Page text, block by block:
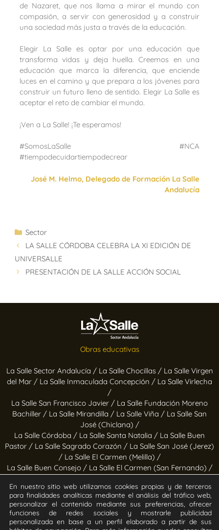
de Nazaret, que nos llama a mirar el mundo con
compasión, a servir con generosidad y a construir
una sociedad más justa a través de la educación.
Elegir La Salle es optar por una educación que
transforma vidas y deja huella. Creemos en una
educación que marca la diferencia, que enciende
luces en el camino y que prepara a los jóvenes para
construir un futuro lleno de sentido. Elegir La Salle es
aceptar el reto de cambiar el mundo.
¡Ven a La Salle! ¡Te esperamos!
#SomosLaSalle #NCA
#tiempodecuidartiempodecrear
José M. Helmo, Delegado de Formación La Salle
Andalucía
Sector
LA SALLE CÓRDOBA CELEBRA LA XI EDICIÓN DE
UNIVERSALLE
PRESENTACIÓN DE LA SALLE ACCIÓN SOCIAL
Obras educativas
La Salle Sector Andalucía / La Salle Chocillas / La Salle Virgen
del Mar / La Salle Inmaculada Concepción / La Salle Virlecha
/
La Salle San Francisco Javier / La Salle Fundación Moreno
Bachiller / La Salle Mirandilla / La Salle Viña / La Salle San
José (Chiclana) /
La Salle Córdoba / La Salle Santa Natalia / La Salle Buen
Pastor / La Salle Sagrado Corazón / La Salle San José (Jerez)
/ La Salle El Carmen (Melilla) /
La Salle Buen Consejo / La Salle El Carmen (San Fernando) /
Purísima
Obras socioeducativas
En nuestro sitio web utilizamos cookies propias y de terceros
para finalidades analíticas mediante el análisis del tráfico web,
personalizar el contenido mediante sus preferencias, ofrecer
funciones de redes sociales y mostrarle publicidad
personalizada en base a un perfil elaborado a partir de sus